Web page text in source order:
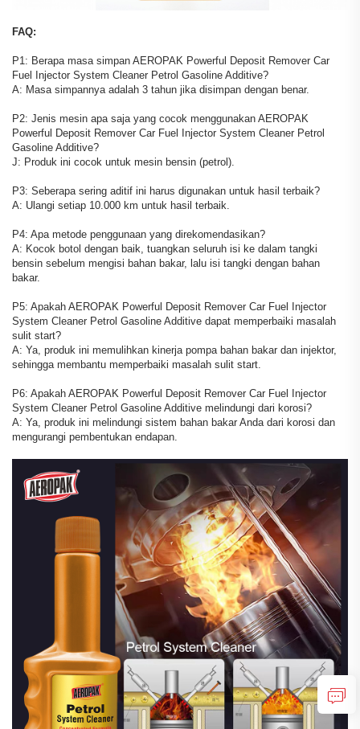
FAQ:
P1: Berapa masa simpan AEROPAK Powerful Deposit Remover Car
Fuel Injector System Cleaner Petrol Gasoline Additive?
A: Masa simpannya adalah 3 tahun jika disimpan dengan benar.
P2: Jenis mesin apa saja yang cocok menggunakan AEROPAK
Powerful Deposit Remover Car Fuel Injector System Cleaner Petrol
Gasoline Additive?
J: Produk ini cocok untuk mesin bensin (petrol).
P3: Seberapa sering aditif ini harus digunakan untuk hasil terbaik?
A: Ulangi setiap 10.000 km untuk hasil terbaik.
P4: Apa metode penggunaan yang direkomendasikan?
A: Kocok botol dengan baik, tuangkan seluruh isi ke dalam tangki
bensin sebelum mengisi bahan bakar, lalu isi tangki dengan bahan
bakar.
P5: Apakah AEROPAK Powerful Deposit Remover Car Fuel Injector
System Cleaner Petrol Gasoline Additive dapat memperbaiki masalah
sulit start?
A: Ya, produk ini memulihkan kinerja pompa bahan bakar dan injektor,
sehingga membantu memperbaiki masalah sulit start.
P6: Apakah AEROPAK Powerful Deposit Remover Car Fuel Injector
System Cleaner Petrol Gasoline Additive melindungi dari korosi?
A: Ya, produk ini melindungi sistem bahan bakar Anda dari korosi dan
mengurangi pembentukan endapan.